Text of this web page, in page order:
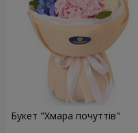
Букет "Хмара почуттів"